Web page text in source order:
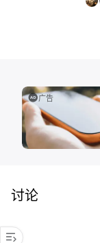
广告
讨论